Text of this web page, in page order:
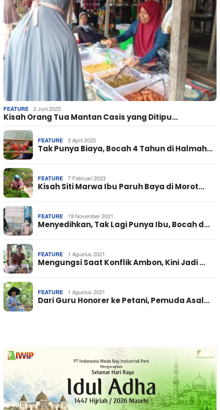
FEATURE 2 Juni 2025
Kisah Orang Tua Mantan Casis yang Ditipu…
FEATURE 3 April 2023
Tak Punya Biaya, Bocah 4 Tahun di Halmah…
FEATURE 7 Februari 2023
Kisah Siti Marwa Ibu Paruh Baya di Morot…
FEATURE 19 November 2021
Menyedihkan, Tak Lagi Punya Ibu, Bocah d…
FEATURE 1 Agustus 2021
Mengungsi Saat Konflik Ambon, Kini Jadi …
FEATURE 1 Agustus 2021
Dari Guru Honorer ke Petani, Pemuda Asal…